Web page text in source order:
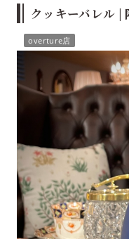
クッキーバレル
overture店